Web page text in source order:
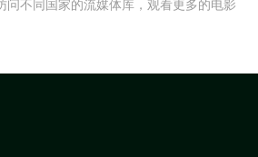
问不同国家的流媒体库，观看更多的电影